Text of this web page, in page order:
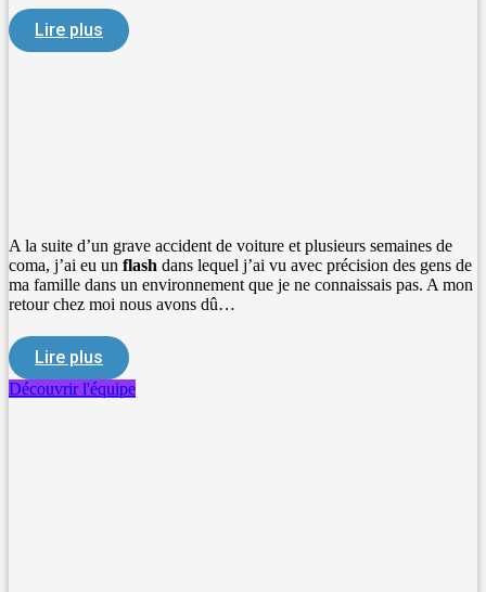
Lire plus
A la suite d’un grave accident de voiture et plusieurs semaines de
coma, j’ai eu un flash dans lequel j’ai vu avec précision des gens de
ma famille dans un environnement que je ne connaissais pas. A mon
retour chez moi nous avons dû…
Lire plus
Découvrir l'équipe